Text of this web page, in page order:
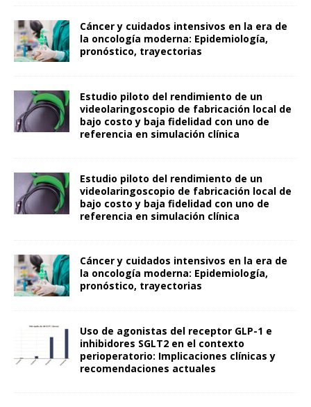
Cáncer y cuidados intensivos en la era de
la oncología moderna: Epidemiología,
pronóstico, trayectorias
Estudio piloto del rendimiento de un
videolaringoscopio de fabricación local de
bajo costo y baja fidelidad con uno de
referencia en simulación clínica
Estudio piloto del rendimiento de un
videolaringoscopio de fabricación local de
bajo costo y baja fidelidad con uno de
referencia en simulación clínica
Cáncer y cuidados intensivos en la era de
la oncología moderna: Epidemiología,
pronóstico, trayectorias
Uso de agonistas del receptor GLP-1 e
inhibidores SGLT2 en el contexto
perioperatorio: Implicaciones clínicas y
recomendaciones actuales